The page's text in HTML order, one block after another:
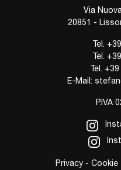
Via
20851 -
Tel.
Tel.
Tel.
E-Mail:
P.IVA
Privacy - Cookie